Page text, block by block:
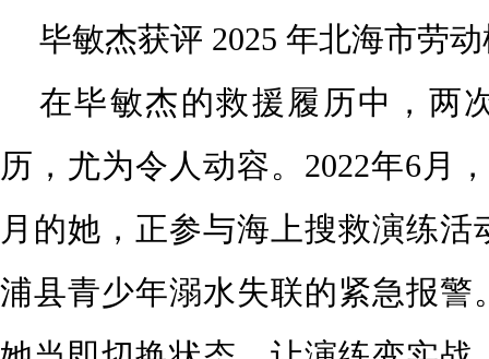
毕敏杰获评 2025 年北海市劳
在毕敏杰的救援履历中，两
历，尤为令人动容。2022年6月
月的她，正参与海上搜救演练活
浦县青少年溺水失联的紧急报警